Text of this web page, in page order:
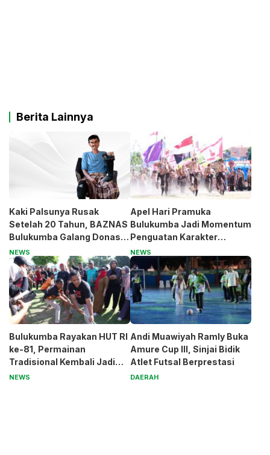
Berita Lainnya
Kaki Palsunya Rusak
Setelah 20 Tahun, BAZNAS
Bulukumba Galang Donasi
untuk Pak Pardi
NEWS
Apel Hari Pramuka
Bulukumba Jadi Momentum
Penguatan Karakter
Generasi Muda
NEWS
Bulukumba Rayakan HUT RI
ke-81, Permainan
Tradisional Kembali Jadi
Magnet
NEWS
Andi Muawiyah Ramly Buka
Amure Cup III, Sinjai Bidik
Atlet Futsal Berprestasi
DAERAH